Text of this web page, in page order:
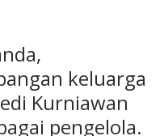
keluarga
Kurniawan
pengelola.